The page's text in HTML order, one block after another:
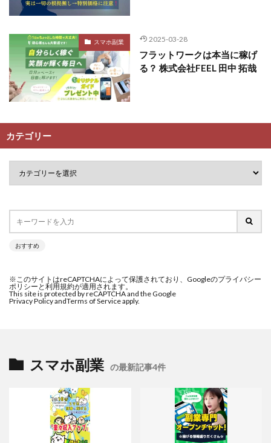
スマホ副業 2025-03-28
フラットワークは本当に稼げ
る？ 株式会社FEEL 田中 拓哉
カテゴリー
おすすめ
※このサイトはreCAPTCHAによって保護されており、Googleのプライバシー
ポリシーと利用規約が適用されます。
This site is protected by reCAPTCHA and the Google
Privacy Policy andTerms of Service apply.
スマホ副業 の最新記事4件